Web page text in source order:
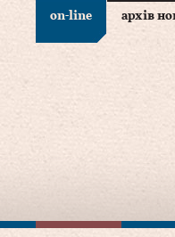
on-line архів